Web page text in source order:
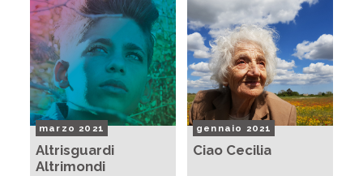
marzo 2021
Altrisguardi
Altrimondi
gennaio 2021
Ciao Cecilia